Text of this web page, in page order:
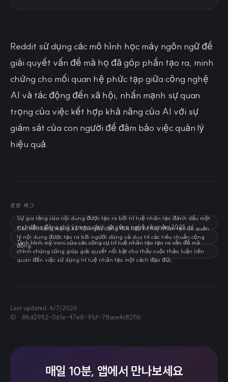
Reddit sử dụng các mô hình học máy ngôn ngữ để
giải quyết vấn đề mà họ đã góp phần tạo ra, minh
chứng cho mối quan hệ phức tạp giữa công nghệ
AI và tác động đến xã hội, nhấn mạnh sự quan
trọng của việc kết hợp khả năng của AI với sự
giám sát của con người để đảm bảo việc quản lý
hiệu quả.
관련 태그
Sự gia tăng của nội dung được tạo ra bởi trí tuệ nhân tạo đánh dấu một
xu hướng đáng chú ý trong cảnh vật công nghệ vào năm 2025.
Các nền tảng mạng xã hội ngày càng tích hợp trí tuệ nhân tạo để quản
lý nội dung được tạo ra bởi người dùng và duy trì các tiêu chuẩn cộng
đồng.
Tình hình mỷ ironi của các công cụ trí tuệ nhân tạo tạo ra vấn đề mà
chính chúng cũng giúp giải quyết nổi bật cho thấy cuộc thảo luận liên
quan đến việc sử dụng trí tuệ nhân tạo một cách đạo đức.
Last updated: 6/7/2026
ID · 8fcd2952-061e-47e8-91cf-78ace4c82116
매일 10분, 앱에서 만나보세요